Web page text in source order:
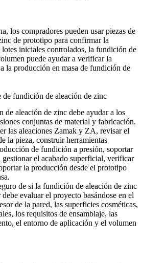
los compradores pueden usarpiezas de
de prototipo para confirmar la
iniciales controlados, la fundición de
puede ayudar a verificar la
la producción en masa de fundición de
fundición de aleación de zinc
de aleación de zinc debe ayudar a los
conjuntas de material y fabricación.
las aleaciones Zamak y ZA, revisar el
la pieza, construir herramientas
de fundición a presión, soportar
el acabado superficial, verificar
la producción desde el prototipo
de si la fundición de aleación de zinc
evaluar el proyecto basándose en el
de la pared, las superficies cosméticas,
los requisitos de ensamblaje, las
el entorno de aplicación y el volumen